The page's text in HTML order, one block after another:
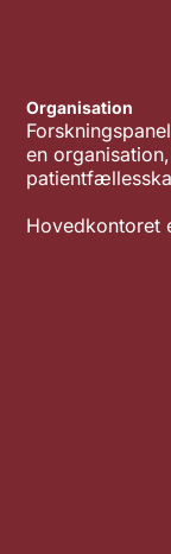
Organisation
en
Hovedkontoret